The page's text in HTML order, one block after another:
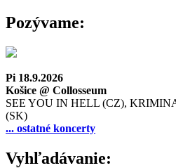
Pozývame:
Pi 18.9.2026
Košice @ Collosseum
SEE YOU IN HELL (CZ),
(SK)
... ostatné koncerty
Vyhľadávanie: